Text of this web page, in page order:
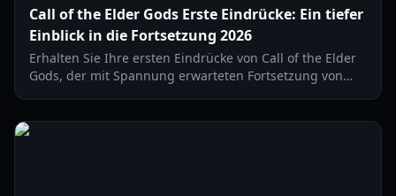
Call of the Elder Gods Erste Eindrücke: Ein tiefer
Einblick in die Fortsetzung 2026
Erhalten Sie Ihre ersten Eindrücke von Call of the Elder
Gods, der mit Spannung erwarteten Fortsetzung von